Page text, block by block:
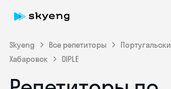
Skyeng Все репетиторы
Хабаровск
DIPLE